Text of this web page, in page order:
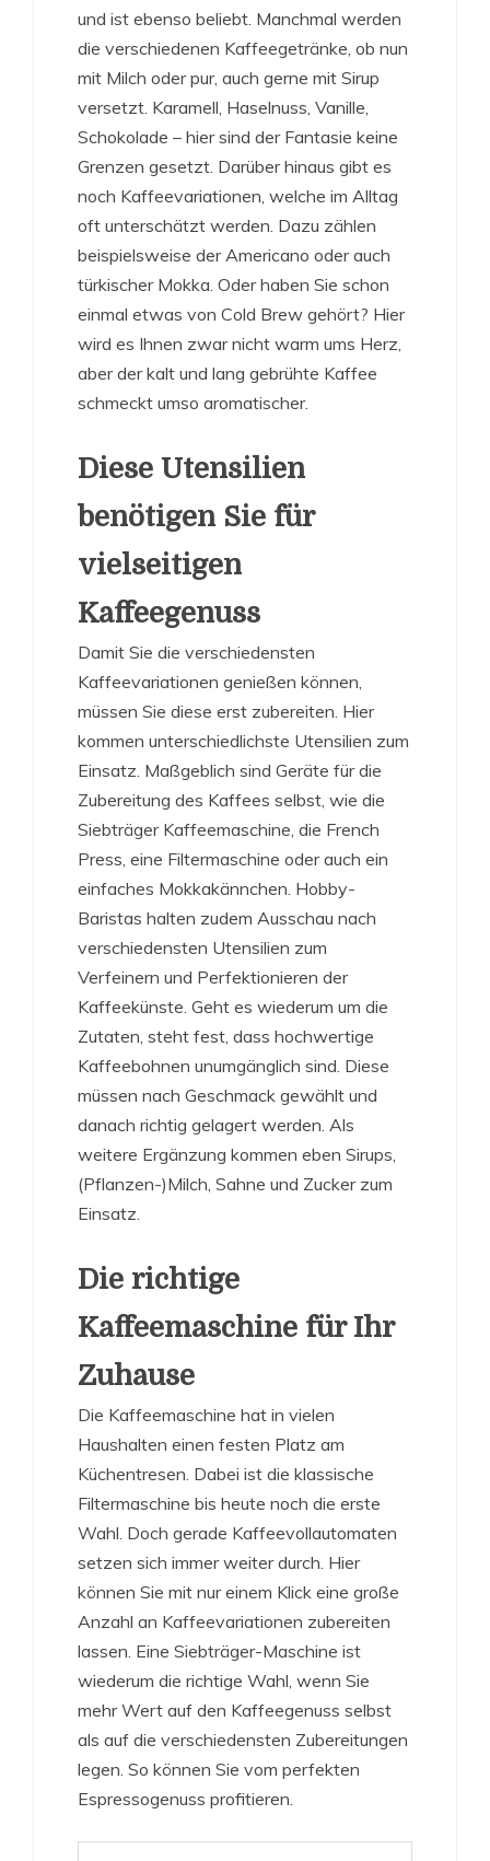
und ist ebenso beliebt. Manchmal werden
die verschiedenen Kaffeegetränke, ob nun
mit Milch oder pur, auch gerne mit Sirup
versetzt. Karamell, Haselnuss, Vanille,
Schokolade – hier sind der Fantasie keine
Grenzen gesetzt. Darüber hinaus gibt es
noch Kaffeevariationen, welche im Alltag
oft unterschätzt werden. Dazu zählen
beispielsweise der Americano oder auch
türkischer Mokka. Oder haben Sie schon
einmal etwas von Cold Brew gehört? Hier
wird es Ihnen zwar nicht warm ums Herz,
aber der kalt und lang gebrühte Kaffee
schmeckt umso aromatischer.
Diese Utensilien
benötigen Sie für
vielseitigen
Kaffeegenuss
Damit Sie die verschiedensten
Kaffeevariationen genießen können,
müssen Sie diese erst zubereiten. Hier
kommen unterschiedlichste Utensilien zum
Einsatz. Maßgeblich sind Geräte für die
Zubereitung des Kaffees selbst, wie die
Siebträger Kaffeemaschine, die French
Press, eine Filtermaschine oder auch ein
einfaches Mokkakännchen. Hobby-
Baristas halten zudem Ausschau nach
verschiedensten Utensilien zum
Verfeinern und Perfektionieren der
Kaffeekünste. Geht es wiederum um die
Zutaten, steht fest, dass hochwertige
Kaffeebohnen unumgänglich sind. Diese
müssen nach Geschmack gewählt und
danach richtig gelagert werden. Als
weitere Ergänzung kommen eben Sirups,
(Pflanzen-)Milch, Sahne und Zucker zum
Einsatz.
Die richtige
Kaffeemaschine für Ihr
Zuhause
Die Kaffeemaschine hat in vielen
Haushalten einen festen Platz am
Küchentresen. Dabei ist die klassische
Filtermaschine bis heute noch die erste
Wahl. Doch gerade Kaffeevollautomaten
setzen sich immer weiter durch. Hier
können Sie mit nur einem Klick eine große
Anzahl an Kaffeevariationen zubereiten
lassen. Eine Siebträger-Maschine ist
wiederum die richtige Wahl, wenn Sie
mehr Wert auf den Kaffeegenuss selbst
als auf die verschiedensten Zubereitungen
legen. So können Sie vom perfekten
Espressogenuss profitieren.